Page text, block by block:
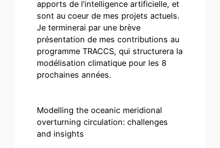
apports de l’intelligence artificielle, et
sont au coeur de mes projets actuels.
Je terminerai par une brève
présentation de mes contributions au
programme TRACCS, qui structurera la
modélisation climatique pour les 8
prochaines années.
Modelling the oceanic meridional
overturning circulation: challenges
and insights